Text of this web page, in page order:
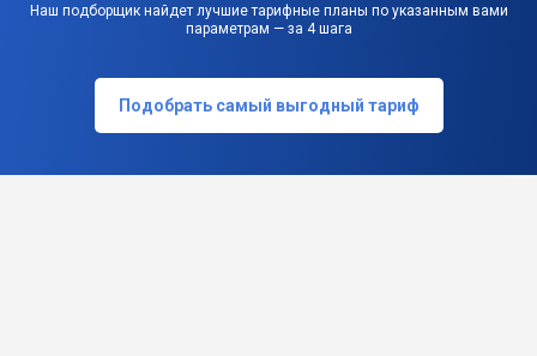
Наш подборщик найдет лучшие тарифные планы по указанным вами
параметрам — за 4 шага
Подобрать самый выгодный тариф